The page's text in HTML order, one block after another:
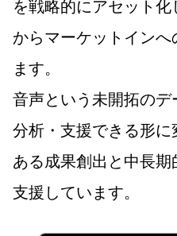
を戦略的にアセット
からマーケットイン
ます。
音声という未開拓のデ
分析・支援できる形
ある成果創出と中長
支援しています。